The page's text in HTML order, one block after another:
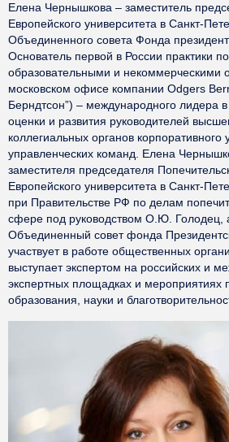
Елена Чернышкова – заместитель
Европейского университета в Санкт-
Объединенного совета Фонда
Основатель первой в России практики
образовательными и некоммерческими
московском офисе компании Odgers
Берндтсон”) – международного лидера
оценки и развития руководителей
коллегиальных органов корпоративного
управленческих команд. Елена
заместителя председателя
Европейского университета в Санкт-
при Правительстве РФ по делам
сфере под руководством О.Ю. Голодец,
Объединенный совет фонда
участвует в работе общественных
выступает экспертом на российских и
экспертных площадках и мероприятиях
образования, науки и